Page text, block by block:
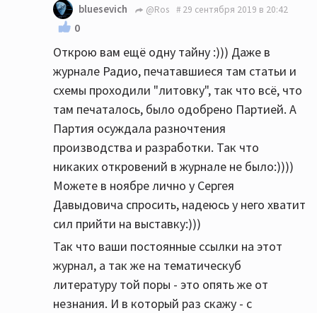
bluesevich @Ros 29 сентября 2019 в 20:42
0
Открою вам ещё одну тайну :))) Даже в
журнале Радио, печатавшиеся там статьи и
схемы проходили "литовку", так что всё, что
там печаталось, было одобрено Партией. А
Партия осуждала разночтения
производства и разработки. Так что
никаких откровений в журнале не было:))))
Можете в ноябре лично у Сергея
Давыдовича спросить, надеюсь у него хватит
сил прийти на выставку:)))
Так что ваши постоянные ссылки на этот
журнал, а так же на тематическуб
литературу той поры - это опять же от
незнания. И в который раз скажу - с